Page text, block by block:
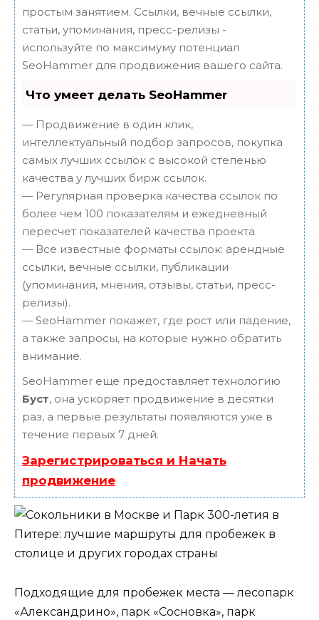
простым занятием. Ссылки, вечные ссылки,
статьи, упоминания, пресс-релизы -
используйте по максимуму потенциал
SeoHammer для продвижения вашего сайта.
Что умеет делать SeoHammer
— Продвижение в один клик,
интеллектуальный подбор запросов, покупка
самых лучших ссылок с высокой степенью
качества у лучших бирж ссылок.
— Регулярная проверка качества ссылок по
более чем 100 показателям и ежедневный
пересчет показателей качества проекта.
— Все известные форматы ссылок: арендные
ссылки, вечные ссылки, публикации
(упоминания, мнения, отзывы, статьи, пресс-
релизы).
— SeoHammer покажет, где рост или падение,
а также запросы, на которые нужно обратить
внимание.
SeoHammer еще предоставляет технологию
Буст, она ускоряет продвижение в десятки
раз, а первые результаты появляются уже в
течение первых 7 дней.
Зарегистрироваться и Начать
продвижение
Подходящие для пробежек места — лесопарк
«Александрино», парк «Сосновка», парк